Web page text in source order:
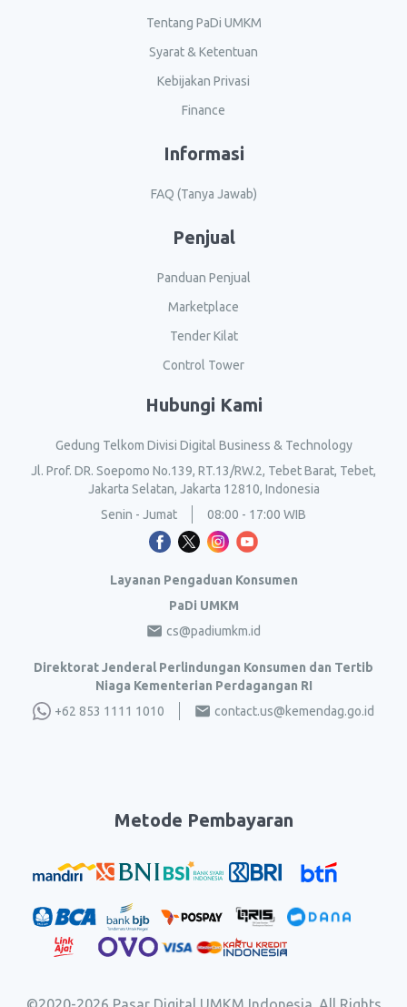
Tentang PaDi UMKM
Syarat & Ketentuan
Kebijakan Privasi
Finance
Informasi
FAQ (Tanya Jawab)
Penjual
Panduan Penjual
Marketplace
Tender Kilat
Control Tower
Hubungi Kami
Gedung Telkom Divisi Digital Business & Technology
Jl. Prof. DR. Soepomo No.139, RT.13/RW.2, Tebet Barat, Tebet,
Jakarta Selatan, Jakarta 12810, Indonesia
Senin - Jumat
08:00 - 17:00 WIB
Layanan Pengaduan Konsumen
PaDi UMKM
cs@padiumkm.id
Direktorat Jenderal Perlindungan Konsumen dan Tertib
Niaga Kementerian Perdagangan RI
+62 853 1111 1010
contact.us@kemendag.go.id
Metode Pembayaran